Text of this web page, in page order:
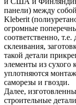
панели) между
Kleberit
огромные
соответственно,
склеивания,
такой детали
элементы из сухого
уплотняются
саморезы и гвозди.
Далее,
строительные